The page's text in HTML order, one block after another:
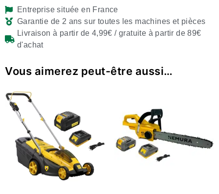
Entreprise située en France
Garantie de 2 ans sur toutes les machines et pièces
Livraison à partir de 4,99€ / gratuite à partir de 89€
d'achat
Vous aimerez peut-être aussi…